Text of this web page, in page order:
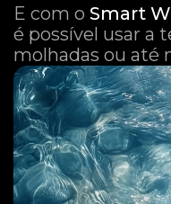
E com o Smart
é possível usar a
molhadas ou até